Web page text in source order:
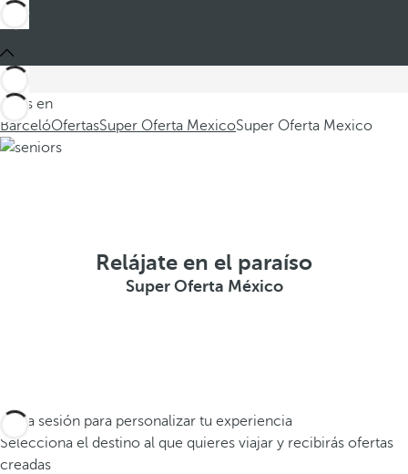
Estás en
BarcelóOfertasSuper Oferta MexicoSuper Oferta Mexico
Relájate en el paraíso
Super Oferta México
Inicia sesión para personalizar tu experiencia
Selecciona el destino al que quieres viajar y recibirás ofertas
creadas